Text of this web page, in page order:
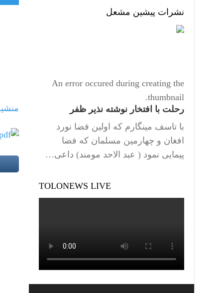
نشرات پیشین مشعل
An error occured during creating the
thumbnail.
رحلت با افتخار نوشته نذیر ظفر
با تاسف مینگارم که اولین فضا نورد
افغان و چهارمین مسلمان که فضا
پیمایی نمود ( عبد الاحد مومند) داعی…
TOLONEWS LIVE